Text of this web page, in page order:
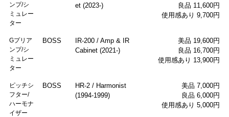
ンプ/シ
ミュレー
ター
et (2023-)
良品 11,600円
使用感あり 9,700円
Gプリア
ンプ/シ
ミュレー
ター
BOSS
IR-200 / Amp & IR
Cabinet (2021-)
美品 19,600円
良品 16,700円
使用感あり 13,900円
ピッチシ
フター/
ハーモナ
イザー
BOSS
HR-2 / Harmonist
(1994-1999)
美品 7,000円
良品 6,000円
使用感あり 5,000円